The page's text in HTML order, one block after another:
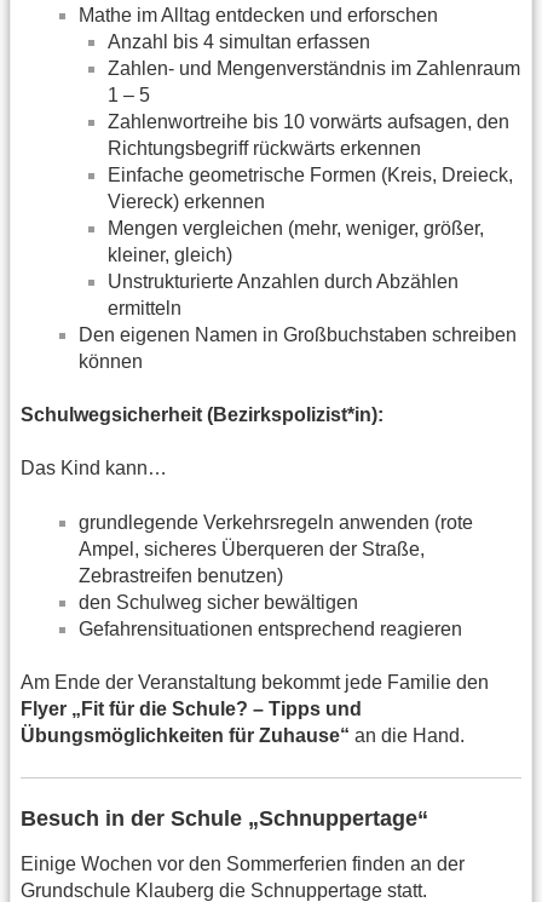
Mathe im Alltag entdecken und erforschen
Anzahl bis 4 simultan erfassen
Zahlen- und Mengenverständnis im Zahlenraum
1 – 5
Zahlenwortreihe bis 10 vorwärts aufsagen, den
Richtungsbegriff rückwärts erkennen
Einfache geometrische Formen (Kreis, Dreieck,
Viereck) erkennen
Mengen vergleichen (mehr, weniger, größer,
kleiner, gleich)
Unstrukturierte Anzahlen durch Abzählen
ermitteln
Den eigenen Namen in Großbuchstaben schreiben
können
Schulwegsicherheit (Bezirkspolizist*in):
Das Kind kann…
grundlegende Verkehrsregeln anwenden (rote
Ampel, sicheres Überqueren der Straße,
Zebrastreifen benutzen)
den Schulweg sicher bewältigen
Gefahrensituationen entsprechend reagieren
Am Ende der Veranstaltung bekommt jede Familie den
Flyer „Fit für die Schule? – Tipps und
Übungsmöglichkeiten für Zuhause“ an die Hand.
Besuch in der Schule „Schnuppertage“
Einige Wochen vor den Sommerferien finden an der
Grundschule Klauberg die Schnuppertage statt.